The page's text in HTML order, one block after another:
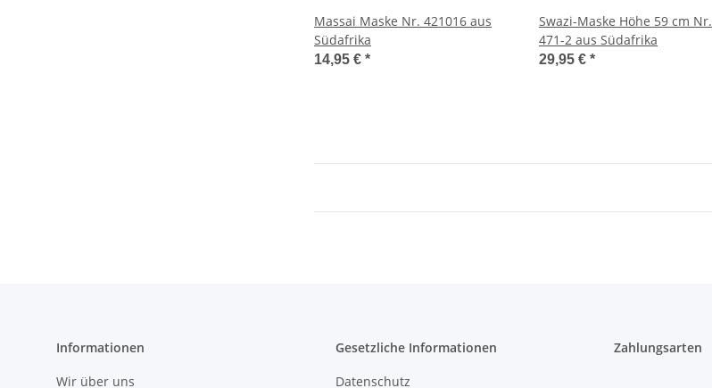
Massai Maske Nr. 421016 aus
Südafrika
14,95 € *
Swazi-Maske Höhe 59 cm Nr.
471-2 aus Südafrika
29,95 € *
Informationen
Wir über uns
Gesetzliche Informationen
Datenschutz
Zahlungsarten